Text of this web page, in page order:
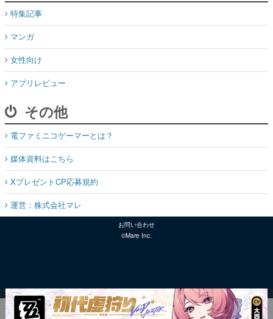
特集記事
マンガ
女性向け
アプリレビュー
その他
電ファミニコゲーマーとは？
媒体資料はこちら
XプレゼントCP応募規約
運営：株式会社マレ
お問い合わせ
©Mare Inc.